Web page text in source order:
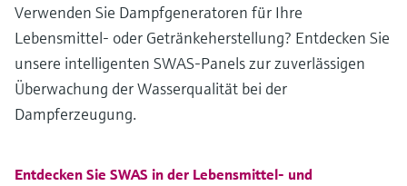
Verwenden Sie Dampfgeneratoren für Ihre
Lebensmittel- oder Getränkeherstellung? Entdecken Sie
unsere intelligenten SWAS-Panels zur zuverlässigen
Überwachung der Wasserqualität bei der
Dampferzeugung.
Entdecken Sie SWAS in der Lebensmittel- und